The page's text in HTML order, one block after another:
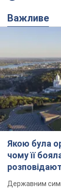
Важливе
Якою була
чому її
Державним